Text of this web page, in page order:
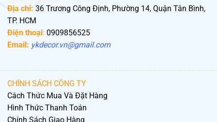
Địa chỉ: 36 Trương Công Định, Phường 14, Quận Tân Bình,
TP. HCM
Điện thoại: 0909856525
Email: ykdecor.vn@gmail.com
CHÍNH SÁCH CÔNG TY
Cách Thức Mua Và Đặt Hàng
Hình Thức Thanh Toán
Chính Sách Giao Hàng